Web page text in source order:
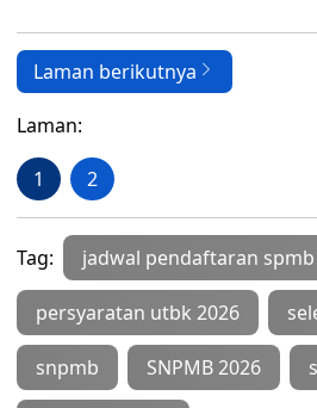
Laman berikutnya
Laman:
1 2
Tag: jadwal pendaftaran spmb
persyaratan utbk 2026
snpmb SNPMB 2026